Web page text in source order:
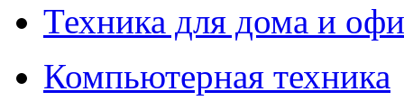
Техника для дома и
Компьютерная техника